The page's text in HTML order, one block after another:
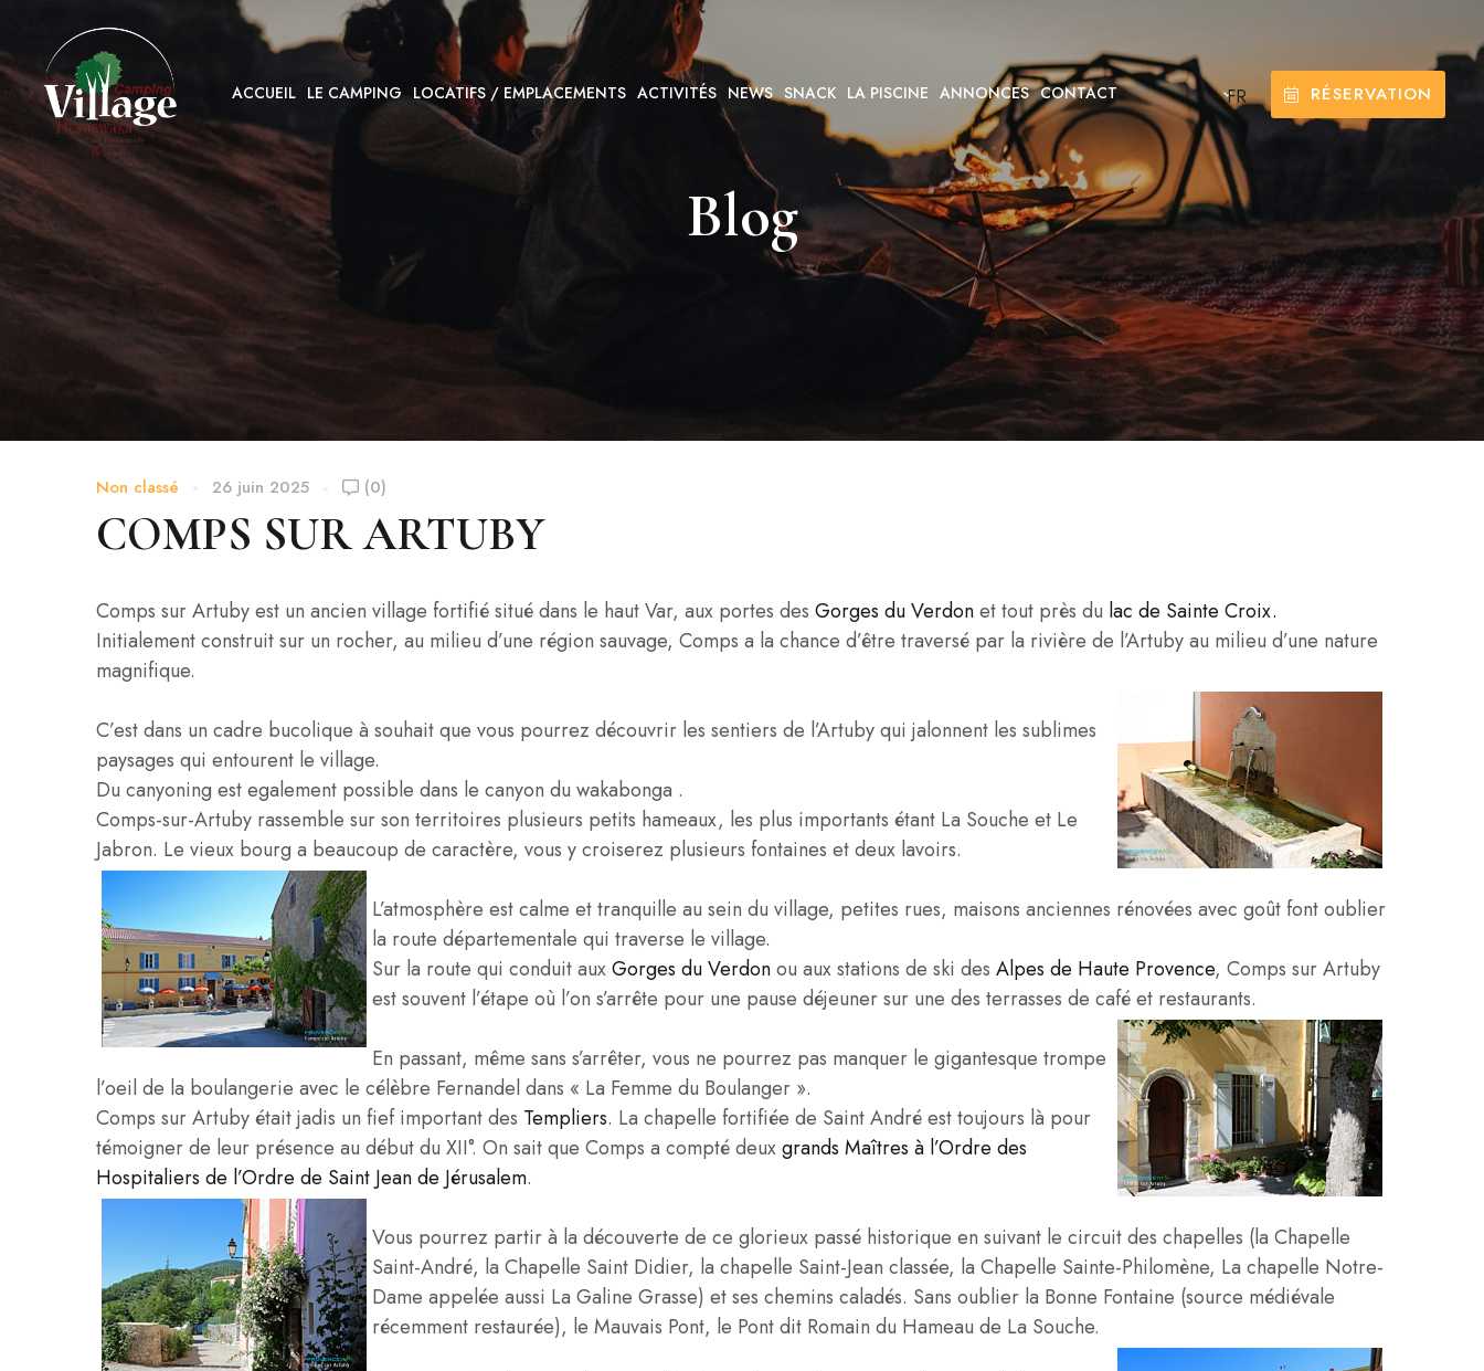
ACCUEIL LE CAMPING LOCATIFS / EMPLACEMENTS ACTIVITÉS NEWS SNACK LA PISCINE ANNONCES CONTACT FR RÉSERVATION
Blog
Non classé 26 juin 2025 (0)
COMPS SUR ARTUBY
Comps sur Artuby est un ancien village fortifié situé dans le haut Var, aux portes des Gorges du Verdonet tout près du lac de Sainte Croix.
Initialement construit sur un rocher, au milieu d’une région sauvage, Comps a la chance d’être traversé par la rivière de l’Artuby au milieu d’une nature
magnifique.
C’est dans un cadre bucolique à souhait que vous pourrez découvrir les sentiers de l’Artuby qui jalonnent les sublimes
paysages qui entourent le village.
Du canyoning est egalement possible dans le canyon du wakabonga .
Comps-sur-Artuby rassemble sur son territoires plusieurs petits hameaux, les plus importants étant La Souche et Le
Jabron. Le vieux bourg a beaucoup de caractère, vous y croiserez plusieurs fontaines et deux lavoirs.
L’atmosphère est calme et tranquille au sein du village, petites rues, maisons anciennes rénovées avec goût font oublier
la route départementale qui traverse le village.
Sur la route qui conduit auxGorges du Verdonou aux stations de ski des Alpes de Haute Provence, Comps sur Artuby
est souvent l’étape où l’on s’arrête pour une pause déjeuner sur une des terrasses de café et restaurants.
En passant, même sans s’arrêter, vous ne pourrez pas manquer le gigantesque trompe
l’oeil de la boulangerie avec le célèbre Fernandel dans « La Femme du Boulanger ».
Comps sur Artuby était jadis un fief important des Templiers. La chapelle fortifiée de Saint André est toujours là pour
témoigner de leur présence au début du XII°. On sait que Comps a compté deuxgrands Maîtres à l’Ordre des
Hospitaliers de l’Ordre de Saint Jean de Jérusalem.
Vous pourrez partir à la découverte de ce glorieux passé historique en suivant le circuit des chapelles (la Chapelle
Saint-André, la Chapelle Saint Didier, la chapelle Saint-Jean classée, la Chapelle Sainte-Philomène, La chapelle Notre-
Dame appelée aussi La Galine Grasse) et ses chemins caladés. Sans oublier la Bonne Fontaine (source médiévale
récemment restaurée), le Mauvais Pont, le Pont dit Romain du Hameau de La Souche.